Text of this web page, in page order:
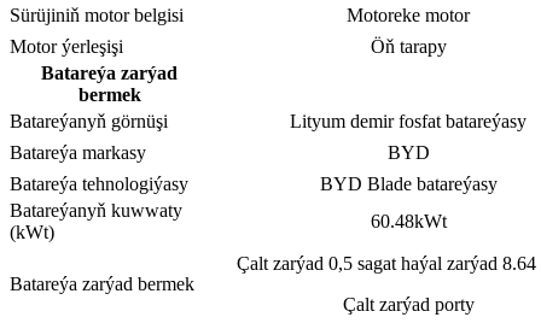
Sürüjiniň motor belgisi
Motoreke motor
Motor ýerleşişi
Öň tarapy
Batareýa zarýad
bermek
Batareýanyň görnüşi
Lityum demir fosfat batareýasy
Batareýa markasy
BYD
Batareýa tehnologiýasy
BYD Blade batareýasy
Batareýanyň kuwwaty
(kWt)
60.48kWt
Batareýa zarýad bermek
Çalt zarýad 0,5 sagat haýal zarýad 8.64
Çalt zarýad porty